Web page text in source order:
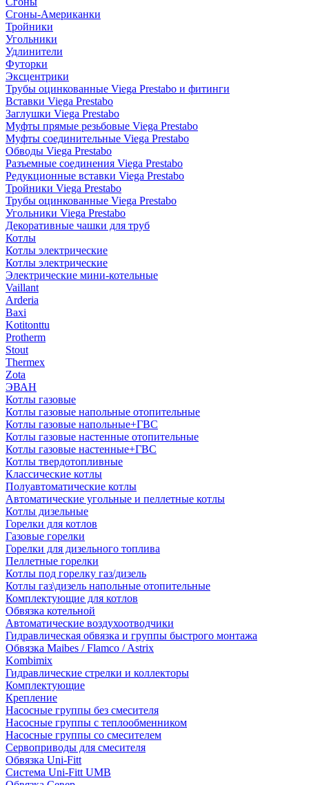
Сгоны-Американки
Тройники
Угольники
Удлинители
Футорки
Эксцентрики
Трубы оцинкованные Viega Prestabo и фитинги
Вставки Viega Prestabo
Заглушки Viega Prestabo
Муфты прямые резьбовые Viega Prestabo
Муфты соединительные Viega Prestabo
Обводы Viega Prestabo
Разъемные соединения Viega Prestabo
Редукционные вставки Viega Prestabo
Тройники Viega Prestabo
Трубы оцинкованные Viega Prestabo
Угольники Viega Prestabo
Декоративные чашки для труб
Котлы
Котлы электрические
Котлы электрические
Электрические мини-котельные
Vaillant
Arderia
Baxi
Kotitonttu
Protherm
Stout
Thermex
Zota
ЭВАН
Котлы газовые
Котлы газовые напольные отопительные
Котлы газовые напольные+ГВС
Котлы газовые настенные отопительные
Котлы газовые настенные+ГВС
Котлы твердотопливные
Классические котлы
Полуавтоматические котлы
Автоматические угольные и пеллетные котлы
Котлы дизельные
Горелки для котлов
Газовые горелки
Горелки для дизельного топлива
Пеллетные горелки
Котлы под горелку газ/дизель
Котлы газ\дизель напольные отопительные
Комплектующие для котлов
Обвязка котельной
Автоматические воздухоотводчики
Гидравлическая обвязка и группы быстрого монтажа
Обвязка Maibes / Flamco / Astrix
Kombimix
Гидравлические стрелки и коллекторы
Комплектующие
Крепление
Насосные группы без смесителя
Насосные группы с теплообменником
Насосные группы со смесителем
Сервоприводы для смесителя
Обвязка Uni-Fitt
Система Uni-Fitt UMB